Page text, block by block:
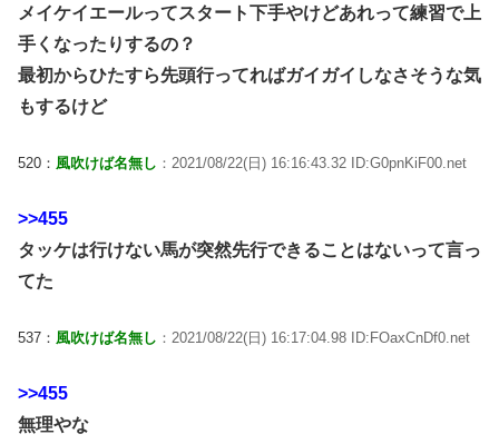
メイケイエールってスタート下手やけどあれって練習で上
手くなったりするの？
最初からひたすら先頭行ってればガイガイしなさそうな気
もするけど
520： 風吹けば名無し ：2021/08/22(日) 16:16:43.32 ID:G0pnKiF00.net
>>455
タッケは行けない馬が突然先行できることはないって言っ
てた
537： 風吹けば名無し ：2021/08/22(日) 16:17:04.98 ID:FOaxCnDf0.net
>>455
無理やな